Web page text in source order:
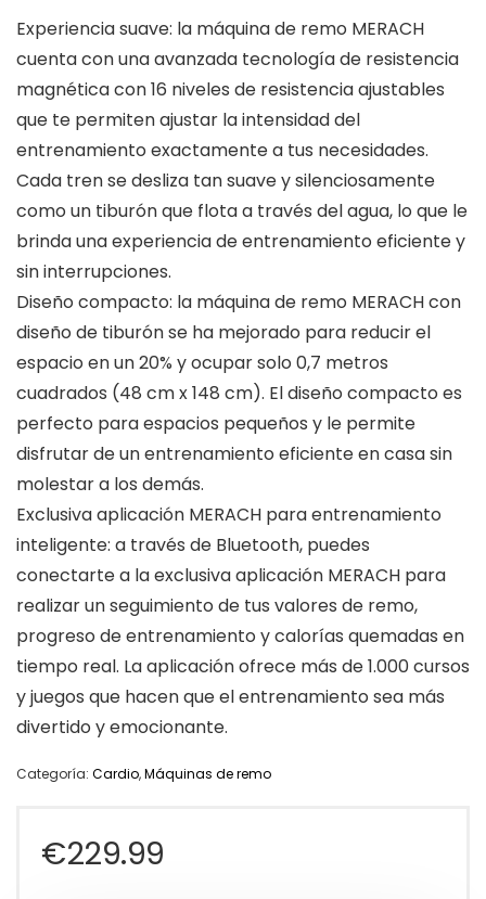
Experiencia suave: la máquina de remo MERACH
cuenta con una avanzada tecnología de resistencia
magnética con 16 niveles de resistencia ajustables
que te permiten ajustar la intensidad del
entrenamiento exactamente a tus necesidades.
Cada tren se desliza tan suave y silenciosamente
como un tiburón que flota a través del agua, lo que le
brinda una experiencia de entrenamiento eficiente y
sin interrupciones.
Diseño compacto: la máquina de remo MERACH con
diseño de tiburón se ha mejorado para reducir el
espacio en un 20% y ocupar solo 0,7 metros
cuadrados (48 cm x 148 cm). El diseño compacto es
perfecto para espacios pequeños y le permite
disfrutar de un entrenamiento eficiente en casa sin
molestar a los demás.
Exclusiva aplicación MERACH para entrenamiento
inteligente: a través de Bluetooth, puedes
conectarte a la exclusiva aplicación MERACH para
realizar un seguimiento de tus valores de remo,
progreso de entrenamiento y calorías quemadas en
tiempo real. La aplicación ofrece más de 1.000 cursos
y juegos que hacen que el entrenamiento sea más
divertido y emocionante.
Categoría: Cardio,Máquinas de remo
€229.99